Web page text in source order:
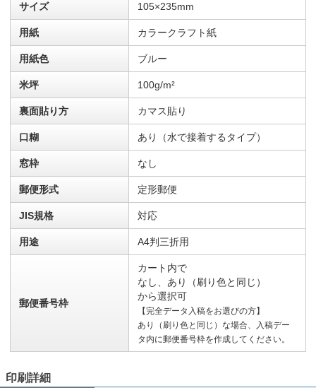
サイズ 105×235mm
用紙 カラークラフト紙
用紙色 ブルー
米坪 100g/m²
裏面貼り方 カマス貼り
口糊 あり（水で接着するタイプ）
窓枠 なし
郵便形式 定形郵便
JIS規格 対応
用途 A4判三折用
郵便番号枠
カート内で
なし、あり（刷り色と同じ）
から選択可
【完全データ入稿をお選びの方】
あり（刷り色と同じ）な場合、入稿デー
タ内に郵便番号枠を作成してください。
印刷詳細